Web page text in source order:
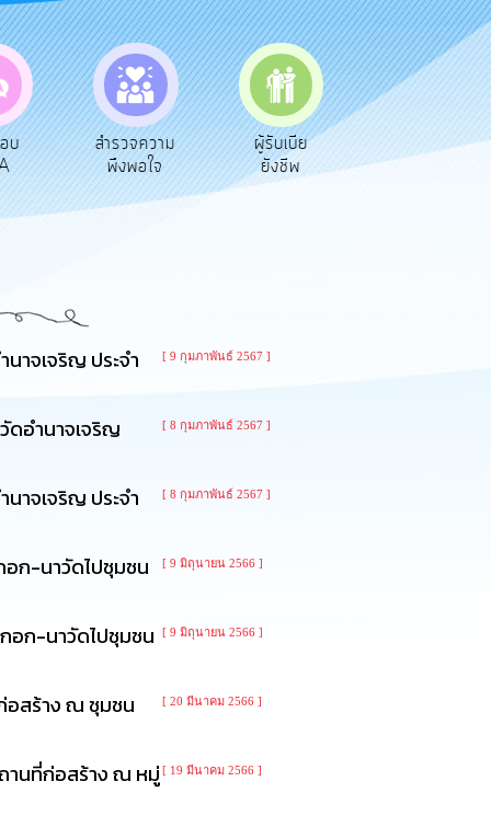
วาม
จ
ผู้รับเบีย
ยังชีพ
ประเมินภาษี
ท้องถิ่น
ทะเบียน
พาณิชย์
าจเจริญ ประจำ [ 9 กุมภาพันธ์ 2567 ]
ดอำนาจเจริญ [ 8 กุมภาพันธ์ 2567 ]
าจเจริญ ประจำ [ 8 กุมภาพันธ์ 2567 ]
อก-นาวัดไปชุมชน [ 9 มิถุนายน 2566 ]
อก-นาวัดไปชุมชน [ 9 มิถุนายน 2566 ]
อสร้าง ณ ชุมชน [ 20 มีนาคม 2566 ]
านที่ก่อสร้าง ณ หมู่ [ 19 มีนาคม 2566 ]